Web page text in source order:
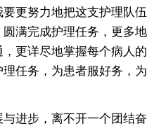
更努力地把这支护理队伍
满完成护理任务，更多地
更详尽地掌握每个病人的
任务，为患者服好务，为
进步，离不开一个团结奋